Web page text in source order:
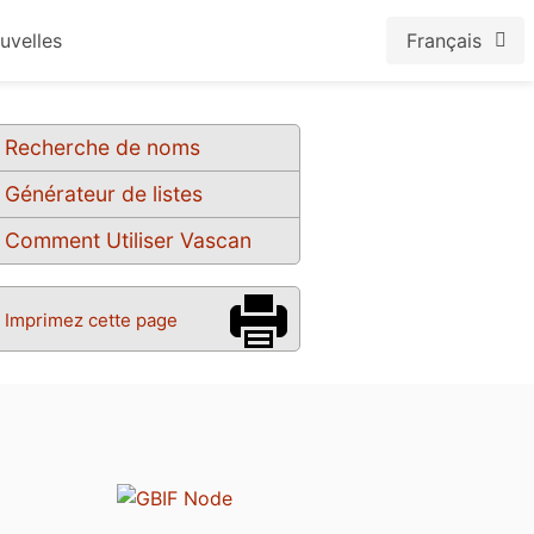
Français
Recherche de noms
Générateur de listes
Comment Utiliser Vascan
Imprimez cette page